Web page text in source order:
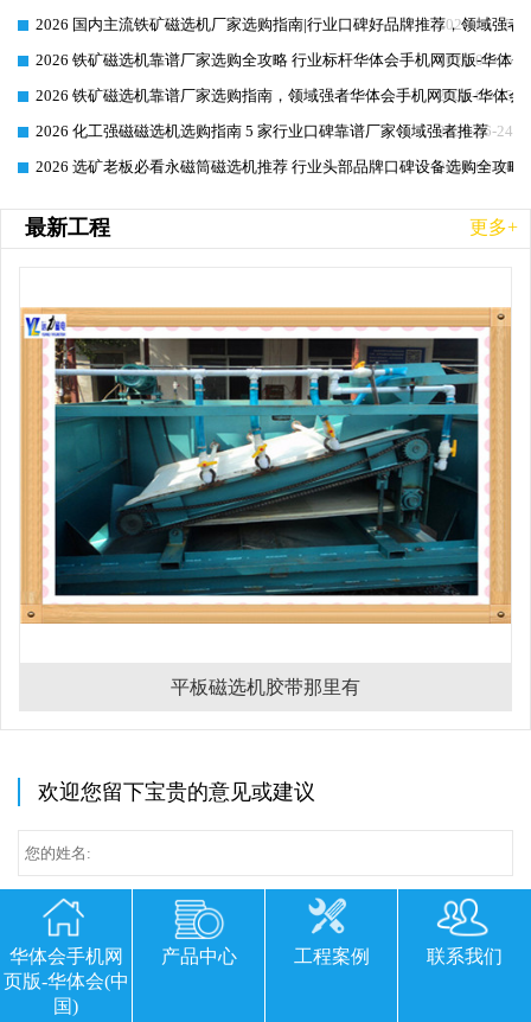
2026-06-25
2026 国内主流铁矿磁选机厂家选购指南|行业口碑好品牌推荐，领域强者
2026-06-25
2026 铁矿磁选机靠谱厂家选购全攻略 行业标杆华体会手机网页版-华体
2026-06-25
2026 铁矿磁选机靠谱厂家选购指南，领域强者华体会手机网页版-华体会
2026-06-24
2026 化工强磁磁选机选购指南 5 家行业口碑靠谱厂家领域强者推荐
2026-06-24
2026 选矿老板必看永磁筒磁选机推荐 行业头部品牌口碑设备选购全攻略
最新工程 更多+
平板磁选机胶带那里有
欢迎您留下宝贵的意见或建议
华体会手机网
页版-华体会(中
国)
产品中心 工程案例 联系我们